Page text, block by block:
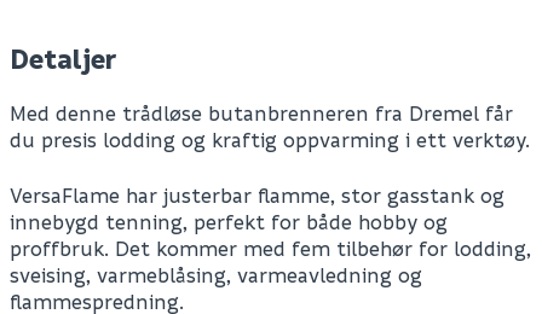
Detaljer
Med denne trådløse butanbrenneren fra Dremel får
du presis lodding og kraftig oppvarming i ett verktøy.
VersaFlame har justerbar flamme, stor gasstank og
innebygd tenning, perfekt for både hobby og
proffbruk. Det kommer med fem tilbehør for lodding,
sveising, varmeblåsing, varmeavledning og
flammespredning.